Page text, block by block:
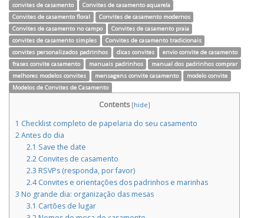
convites de casamento
Convites de casamento aquarela
Convites de casamento floral
Convites de casamento modernos
Convites de casamento no campo
Convites de casamento praia
convites de casamento simples
Convites de casamento tradicionais
convites personalizados padrinhos
dicas convites
envio convite de casamento
frases convite casamento
manuais padrinhos
manual dos padrinhos comprar
melhores modelos convites
mensagens convite casamento
modelo convite
Modelos de Convites de Casamento
Contents [hide]
1 Checklist completo de papelaria do seu casamento
2Antes do dia
2.1 Save the date
2.2Convites de casamento
2.3 RSVPs (responda, por favor)
2.4Convites e orientações dos padrinhos e marinhas
3 No grande dia: organização das mesas
3.1 Cartões de lugar